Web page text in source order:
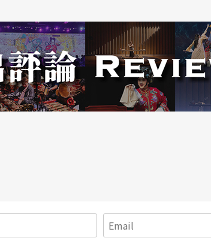
能活下去的生命变成国际难民，也是
花」作为暗喻），成了为村庄带来
是被罂粟籽如奶水般养大的生命，
架与阁楼营造陡峭山路难行，或如舞